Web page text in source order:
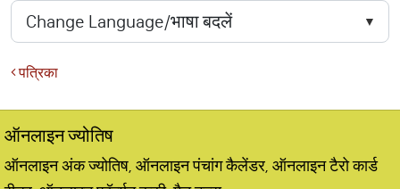
पत्रिका
ऑनलाइन ज्योतिष
ऑनलाइन अंक ज्योतिष, ऑनलाइन पंचांग कैलेंडर, ऑनलाइन टैरो कार्ड